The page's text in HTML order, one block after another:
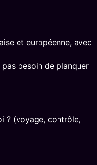
et européenne, avec
besoin de planquer
? (voyage, contrôle,